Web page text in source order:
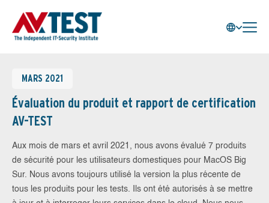
MARS 2021
Évaluation du produit et rapport de certification
AV-TEST
Aux mois de mars et avril 2021, nous avons évalué 7 produits
de sécurité pour les utilisateurs domestiques pour MacOS Big
Sur. Nous avons toujours utilisé la version la plus récente de
tous les produits pour les tests. Ils ont été autorisés à se mettre